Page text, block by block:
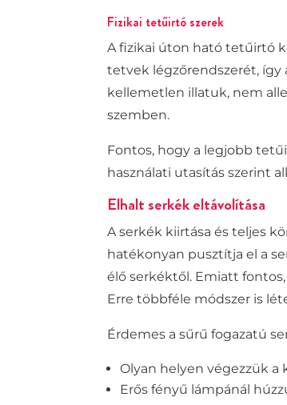
Fizikai tetűirtó szerek
A fizikai úton ható tetűirtó
tetvek légzőrendszerét, így
kellemetlen illatuk, nem
szemben.
Fontos, hogy a legjobb
használati utasítás szerint
Elhalt serkék eltávolítása
A serkék kiirtása és teljes
hatékonyan pusztítja el a
élő serkéktől. Emiatt
Erre többféle módszer is
Érdemes a sűrű fogazatú
Olyan helyen végezzük
Erős fényű lámpánál